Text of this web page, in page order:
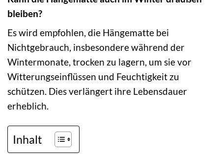
bleiben?
Es wird empfohlen, die Hängematte bei
Nichtgebrauch, insbesondere während der
Wintermonate, trocken zu lagern, um sie vor
Witterungseinflüssen und Feuchtigkeit zu
schützen. Dies verlängert ihre Lebensdauer
erheblich.
Inhalt